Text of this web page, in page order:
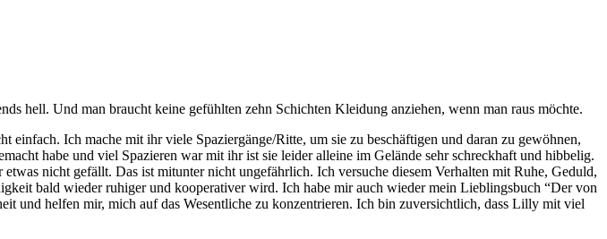
hell. Und man braucht keine gefühlten zehn Schichten Kleidung anziehen, wenn man raus möchte.
Ich mache mit ihr viele Spaziergänge/Ritte, um sie zu beschäftigen und daran zu gewöhnen,
habe und viel Spazieren war mit ihr ist sie leider alleine im Gelände sehr schreckhaft und hibbelig.
nicht gefällt. Das ist mitunter nicht ungefährlich. Ich versuche diesem Verhalten mit Ruhe, Geduld,
bald wieder ruhiger und kooperativer wird. Ich habe mir auch wieder mein Lieblingsbuch “Der von
und helfen mir, mich auf das Wesentliche zu konzentrieren. Ich bin zuversichtlich, dass Lilly mit viel